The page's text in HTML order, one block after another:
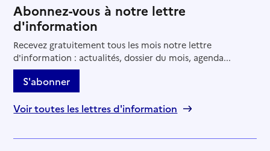
Abonnez-vous à notre lettre
d'information
Recevez gratuitement tous les mois notre lettre
d'information : actualités, dossier du mois, agenda...
S'abonner
Voir toutes les lettres d'information